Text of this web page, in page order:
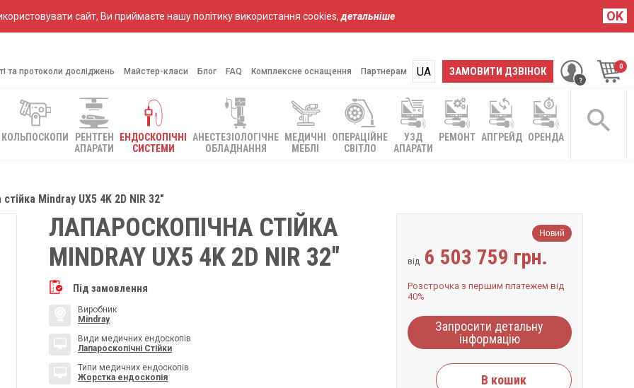
сайт, Ви приймаєте нашу політику використання cookies,детальніше OK
та протоколи досліджень Майстер-класи Блог FAQ Комплексне оснащення Партнерам ЗАМОВИТИ ДЗВІНОК
UA
RU
КОЛЬПОСКОПИ
РЕНТГЕН
АПАРАТИ
ЕНДОСКОПІЧНІ
СИСТЕМИ
АНЕСТЕЗІОЛОГІЧНЕ
ОБЛАДНАННЯ
МЕДИЧНІ
МЕБЛІ
ОПЕРАЦІЙНЕ
СВІТЛО
УЗД
АПАРАТИ
РЕМОНТ АПГРЕЙД ОРЕНДА
Mindray UX5 4K 2D NIR 32″
ЛАПАРОСКОПІЧНА СТІЙКА
MINDRAY UX5 4K 2D NIR 32″
Під замовлення
Виробник
Mindray
Види медичних ендоскопів
Лапароскопічні Стійки
Типи медичних ендоскопів
Жорстка ендоскопія
Новий
від 6 503 759 грн.
Розстрочка з першим платежем від
40%
Запросити детальну
інформацію
В кошик